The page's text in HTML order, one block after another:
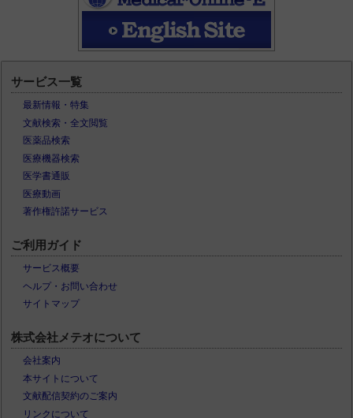
サービス一覧
最新情報・特集
文献検索・全文閲覧
医薬品検索
医療機器検索
医学書通販
医療動画
著作権許諾サービス
ご利用ガイド
サービス概要
ヘルプ・お問い合わせ
サイトマップ
株式会社メテオについて
会社案内
本サイトについて
文献配信契約のご案内
リンクについて